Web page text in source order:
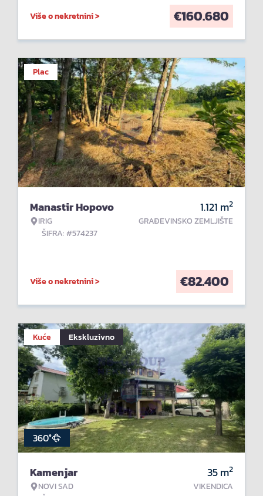
Više o nekretnini > €160.680
Plac
Manastir Hopovo
IRIG
ŠIFRA: #574237
1.121 m2
GRAĐEVINSKO ZEMLJIŠTE
Više o nekretnini > €82.400
Kuće Ekskluzivno
360°
Kamenjar
NOVI SAD
35m2
VIKENDICA